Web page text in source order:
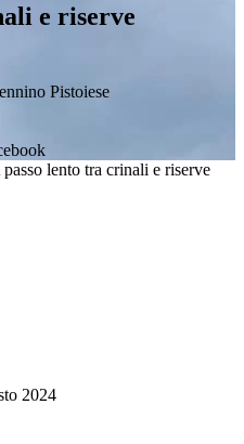
e riserve
Pistoiese
passo lento tra crinali e riserve
2024